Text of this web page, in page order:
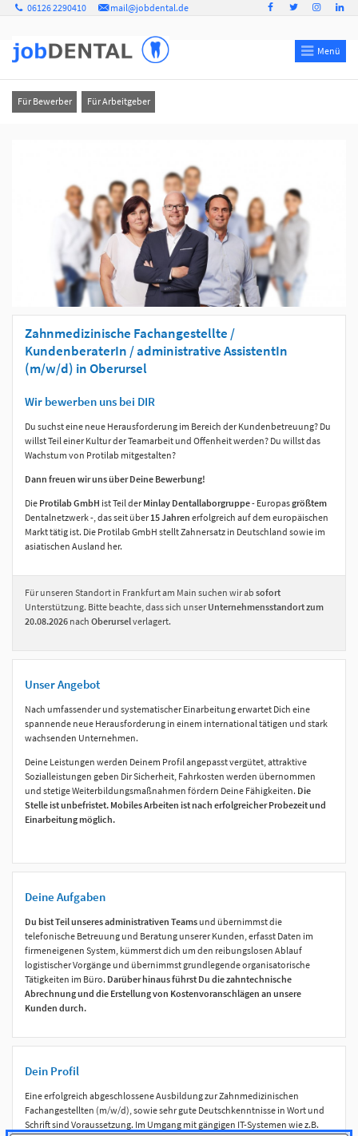
06126 2290410 mail@jobdental.de
Menü
Für Bewerber Für Arbeitgeber
Zahnmedizinische Fachangestellte /
KundenberaterIn / administrative AssistentIn
(m/w/d) in Oberursel
Wir bewerben uns bei DIR
Du suchst eine neue Herausforderung im Bereich der Kundenbetreuung? Du
willst Teil einer Kultur der Teamarbeit und Offenheit werden? Du willst das
Wachstum von Protilab mitgestalten?
Dann freuen wir uns über Deine Bewerbung!
Die Protilab GmbH ist Teil der Minlay Dentallaborgruppe- Europasgrößtem
Dentalnetzwerk -, das seit über 15 Jahren erfolgreich auf dem europäischen
Markt tätig ist. Die Protilab GmbH stellt Zahnersatz in Deutschland sowie im
asiatischen Ausland her.
Für unseren Standort in Frankfurt am Main suchen wir ab sofort
Unterstützung. Bitte beachte, dass sich unser Unternehmensstandort zum
20.08.2026 nach Oberurselverlagert.
Unser Angebot
Nach umfassender und systematischer Einarbeitung erwartet Dich eine
spannende neue Herausforderung in einem international tätigen und stark
wachsenden Unternehmen.
Deine Leistungen werden Deinem Profil angepasst vergütet, attraktive
Sozialleistungen geben Dir Sicherheit, Fahrkosten werden übernommen
und stetige Weiterbildungsmaßnahmen fördern Deine Fähigkeiten. Die
Stelle ist unbefristet. Mobiles Arbeiten ist nach erfolgreicher Probezeit und
Einarbeitung möglich.
Deine Aufgaben
Du bist Teil unseres administrativen Teams und übernimmst die
telefonische Betreuung und Beratung unserer Kunden, erfasst Daten im
firmeneigenen System, kümmerst dich um den reibungslosen Ablauf
logistischer Vorgänge und übernimmst grundlegende organisatorische
Tätigkeiten im Büro. Darüber hinaus führst Du die zahntechnische
Abrechnung und die Erstellung von Kostenvoranschlägen an unsere
Kunden durch.
Dein Profil
Eine erfolgreich abgeschlossene Ausbildung zur Zahnmedizinischen
Fachangestellten (m/w/d), sowie sehr gute Deutschkenntnisse in Wort und
Schrift sind Voraussetzung. Im Umgang mit gängigen IT-Systemen wie z.B.